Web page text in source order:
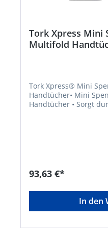
Tork Xpress Mini
Multifold
Tork Xpress® Mini
Handtücher• Mini
Handtücher • Sorgt durch die Einzelblattausgabe
torkmaster@essity.com
93,63 €*
In den